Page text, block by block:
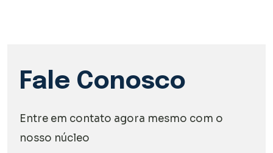
Fale Conosco
Entre em contato agora mesmo com o
nosso núcleo